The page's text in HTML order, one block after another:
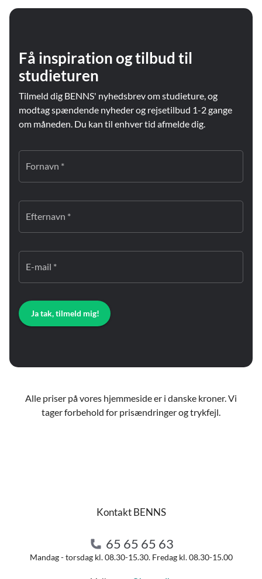
Få inspiration og tilbud til
studieturen
Tilmeld dig BENNS' nyhedsbrev om studieture, og
modtag spændende nyheder og rejsetilbud 1-2 gange
om måneden. Du kan til enhver tid afmelde dig.
Fornavn *
Efternavn *
E-mail *
Ja tak, tilmeld mig!
Alle priser på vores hjemmeside er i danske kroner. Vi
tager forbehold for prisændringer og trykfejl.
Kontakt BENNS
65 65 65 63
Mandag - torsdag kl. 08.30-15.30. Fredag kl. 08.30-15.00